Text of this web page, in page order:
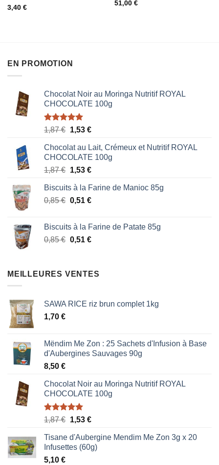
0
3,40 €
0
51,00 €
EN PROMOTION
Chocolat Noir au Moringa Nutritif ROYAL
CHOCOLATE 100g
Note5.00
1,87€ Le
initial
était :
1,87 €.
1,53 €Le
actuel
est :
1,53 €.
Chocolat au Lait, Crémeux et Nutritif ROYAL
CHOCOLATE 100g
1,87€ Le
initial
était :
1,53 €Le
actuel
est :
Biscuits à la Farine de Manioc 85g
0,85€ Le
était :
0,85 €.
0,51 €Le
est :
0,51 €.
Biscuits à la Farine de Patate 85g
0,85€ Le
était :
0,51 €Le
est :
MEILLEURES VENTES
SAWA RICE riz brun complet 1kg
1,70 €
Mëndim Me Zon : 25 Sachets d'Infusion à Base
d'Aubergines Sauvages 90g
8,50 €
Chocolat Noir au Moringa Nutritif ROYAL
CHOCOLATE 100g
Note5.00
1,87€ Le
initial
était :
1,53 €Le
actuel
est :
Tisane d'Aubergine Mendim Me Zon 3g x 20
Infusettes (60g)
5,10 €